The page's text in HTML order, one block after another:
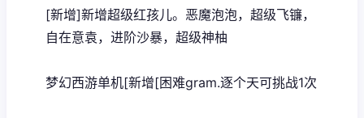
[新增]新增超级红孩儿。恶魔泡泡，超级飞镰，
自在意袁，进阶沙暴，超级神柚
梦幻西游单机[新增[困难gram.逐个天可挑战1次